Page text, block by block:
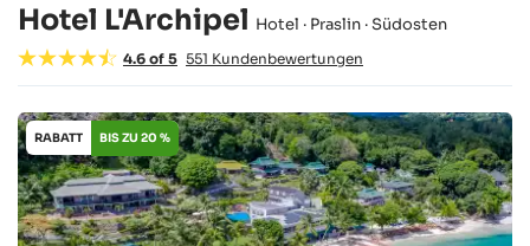
Hotel L'Archipel Hotel · Praslin · Südosten
4.6 of 5 551 Kundenbewertungen
RABATT BIS ZU 20 %